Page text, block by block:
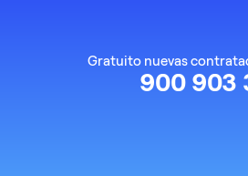
Gratuito nuevas
900 903